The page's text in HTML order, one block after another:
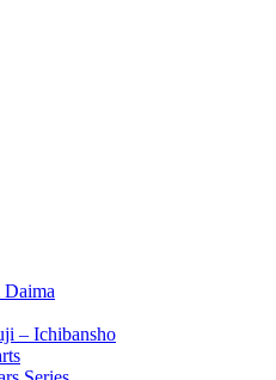
– Ichibansho